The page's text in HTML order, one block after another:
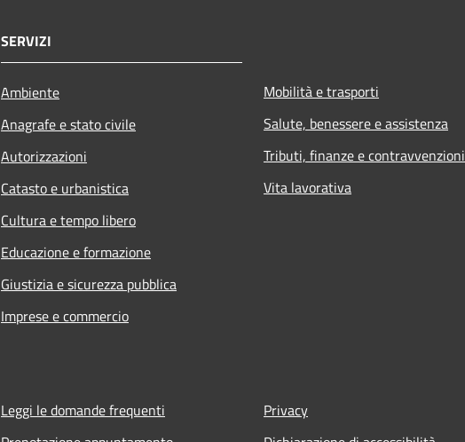
SERVIZI
Ambiente
Anagrafe e stato civile
Autorizzazioni
Catasto e urbanistica
Cultura e tempo libero
Educazione e formazione
Giustizia e sicurezza pubblica
Imprese e commercio
Mobilità e trasporti
Salute, benessere e assistenza
Tributi, finanze e contravvenzioni
Vita lavorativa
Leggi le domande frequenti
Privacy